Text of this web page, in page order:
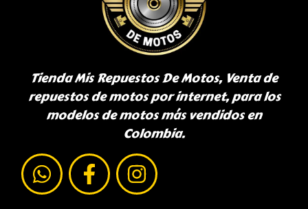
Tienda Mis Repuestos De Motos, Venta de
repuestos de motos por internet, para los
modelos de motos más vendidos en
Colombia.